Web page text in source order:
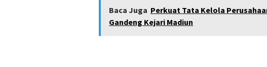
Baca Juga Perkuat Tata Kelola
Gandeng Kejari Madiun